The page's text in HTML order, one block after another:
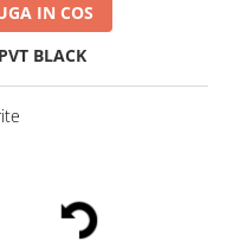
IN COS
BLACK